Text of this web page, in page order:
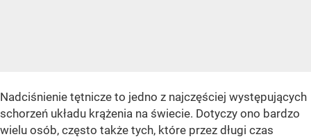
Nadciśnienie tętnicze to jedno z najczęściej występujących
schorzeń układu krążenia na świecie. Dotyczy ono bardzo
wielu osób, często także tych, które przez długi czas